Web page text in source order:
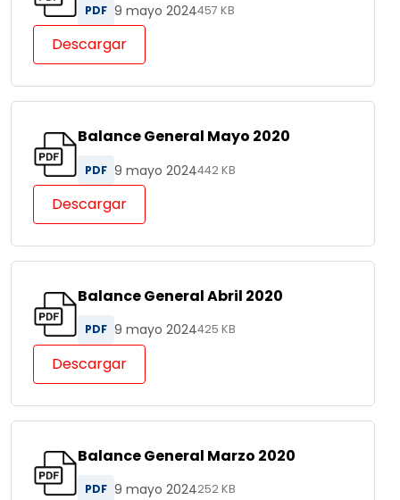
PDF 9 mayo 2024457 KB
Descargar
Balance General Mayo 2020
PDF 9 mayo 2024442 KB
Descargar
Balance General Abril 2020
PDF 9 mayo 2024425 KB
Descargar
Balance General Marzo 2020
PDF 9 mayo 2024252 KB